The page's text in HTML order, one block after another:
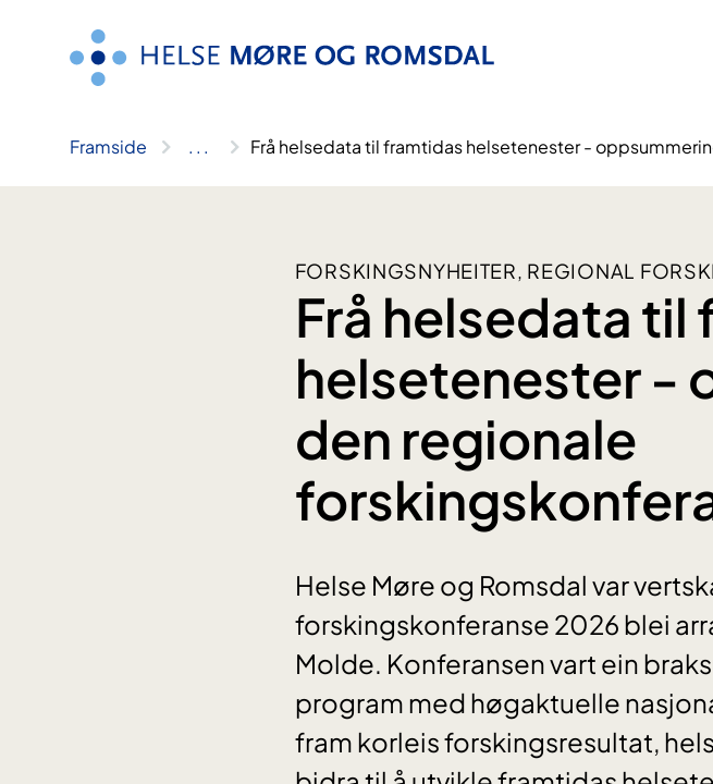
Framside .. . Frå helsedata til framtidas helsetenester -
FORSKINGSNYHEITER, REGIONAL
Frå helsedata til
helsetenester -
den regionale
Helse Møre og Romsdal var
forskingskonferanse 2026 blei
Molde. Konferansen vart ein
program med høgaktuelle
fram korleis forskingsresultat,